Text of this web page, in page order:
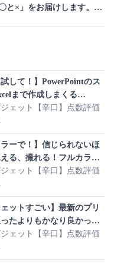
と×」をお届けします。新
試して！】PowerPointのス
まで作成しまくる
」がすごすぎます。まさ
のAIが使えるオールインワ
ペースですね！
ェット【辛口】点数評価
ラーで！】信じられないほ
る、撮れる！フルカラー
ンゴーグル 「Akaso
レビュー
ェット【辛口】点数評価
ェットすごい】最新のプリ
たよりもかなり良かった
インクジェットプリ
J929N」をレビューします
ェット【辛口】点数評価